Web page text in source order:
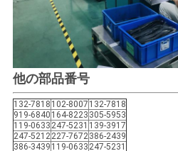
他の部品番号
132-7818 102-8007 132-7818
919-6840 164-8223 305-5953
119-0633 247-5231 139-3917
247-5212 227-7672 386-2439
386-3439 119-0633 247-5231